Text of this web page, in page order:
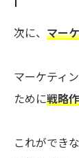
次に、 マー
マーケティ
ために戦略
これができ